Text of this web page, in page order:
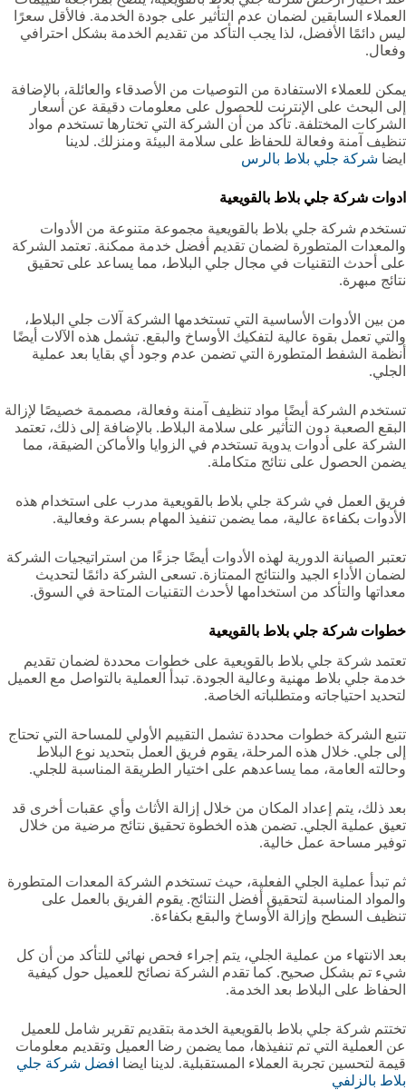
العملاء السابقين لضمان عدم التأثير على جودة الخدمة. فالأقل سعرًا
ليس دائمًا الأفضل، لذا يجب التأكد من تقديم الخدمة بشكل احترافي
وفعال.
يمكن للعملاء الاستفادة من التوصيات من الأصدقاء والعائلة، بالإضافة
إلى البحث على الإنترنت للحصول على معلومات دقيقة عن أسعار
الشركات المختلفة. تأكد من أن الشركة التي تختارها تستخدم مواد
تنظيف آمنة وفعالة للحفاظ على سلامة البيئة ومنزلك. لدينا
ايضا شركة جلي بلاط بالرس
ادوات شركة جلي بلاط بالقويعية‏
تستخدم شركة جلي بلاط بالقويعية‏ مجموعة متنوعة من الأدوات
والمعدات المتطورة لضمان تقديم أفضل خدمة ممكنة. تعتمد الشركة
على أحدث التقنيات في مجال جلي البلاط، مما يساعد على تحقيق
نتائج مبهرة.
من بين الأدوات الأساسية التي تستخدمها الشركة آلات جلي البلاط،
والتي تعمل بقوة عالية لتفكيك الأوساخ والبقع. تشمل هذه الآلات أيضًا
أنظمة الشفط المتطورة التي تضمن عدم وجود أي بقايا بعد عملية
الجلي.
تستخدم الشركة أيضًا مواد تنظيف آمنة وفعالة، مصممة خصيصًا لإزالة
البقع الصعبة دون التأثير على سلامة البلاط. بالإضافة إلى ذلك، تعتمد
الشركة على أدوات يدوية تستخدم في الزوايا والأماكن الضيقة، مما
يضمن الحصول على نتائج متكاملة.
فريق العمل في شركة جلي بلاط بالقويعية‏ مدرب على استخدام هذه
الأدوات بكفاءة عالية، مما يضمن تنفيذ المهام بسرعة وفعالية.
تعتبر الصيانة الدورية لهذه الأدوات أيضًا جزءًا من استراتيجيات الشركة
لضمان الأداء الجيد والنتائج الممتازة. تسعى الشركة دائمًا لتحديث
معداتها والتأكد من استخدامها لأحدث التقنيات المتاحة في السوق.
خطوات شركة جلي بلاط بالقويعية‏
تعتمد شركة جلي بلاط بالقويعية‏ على خطوات محددة لضمان تقديم
خدمة جلي بلاط مهنية وعالية الجودة. تبدأ العملية بالتواصل مع العميل
لتحديد احتياجاته ومتطلباته الخاصة.
تتبع الشركة خطوات محددة تشمل التقييم الأولي للمساحة التي تحتاج
إلى جلي. خلال هذه المرحلة، يقوم فريق العمل بتحديد نوع البلاط
وحالته العامة، مما يساعدهم على اختيار الطريقة المناسبة للجلي.
بعد ذلك، يتم إعداد المكان من خلال إزالة الأثاث وأي عقبات أخرى قد
تعيق عملية الجلي. تضمن هذه الخطوة تحقيق نتائج مرضية من خلال
توفير مساحة عمل خالية.
ثم تبدأ عملية الجلي الفعلية، حيث تستخدم الشركة المعدات المتطورة
والمواد المناسبة لتحقيق أفضل النتائج. يقوم الفريق بالعمل على
تنظيف السطح وإزالة الأوساخ والبقع بكفاءة.
بعد الانتهاء من عملية الجلي، يتم إجراء فحص نهائي للتأكد من أن كل
شيء تم بشكل صحيح. كما تقدم الشركة نصائح للعميل حول كيفية
الحفاظ على البلاط بعد الخدمة.
تختتم شركة جلي بلاط بالقويعية‏ الخدمة بتقديم تقرير شامل للعميل
عن العملية التي تم تنفيذها، مما يضمن رضا العميل وتقديم معلومات
قيمة لتحسين تجربة العملاء المستقبلية. لدينا ايضا افضل شركة جلي
بلاط بالزلفي